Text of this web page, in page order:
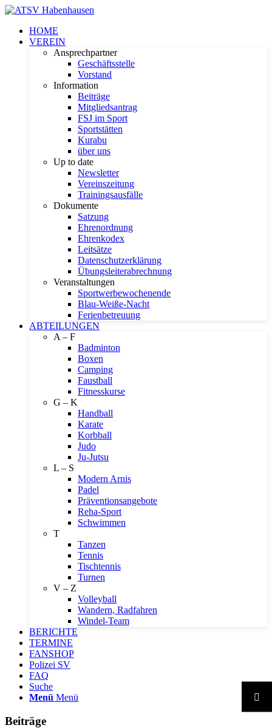
HOME
VEREIN
Ansprechpartner
Geschäftsstelle
Vorstand
Information
Beiträge
Mitgliedsantrag
FSJ im Sport
Sportstätten
Kurabu
über uns
Up to date
Newsletter
Vereinszeitung
Trainingsausfälle
Dokumente
Satzung
Ehrenordnung
Ehrenkodex
Leitsätze
Datenschutzerklärung
Übungsleiterabrechnung
Veranstaltungen
Sportwerbewochenende
Blau-Weiße-Nacht
Ferienbetreuung
ABTEILUNGEN
A – F
Badminton
Boxen
Camping
Faustball
Fitnesskurse
G – K
Handball
Karate
Korbball
Judo
Ju-Jutsu
L – S
Modern Arnis
Padel
Präventionsangebote
Reha-Sport
Schwimmen
T
Tanzen
Tennis
Tischtennis
Turnen
V – Z
Volleyball
Wandern, Radfahren
Windel-Team
BERICHTE
TERMINE
FANSHOP
Polizei SV
FAQ
Suche
Menü Menü
Beiträge